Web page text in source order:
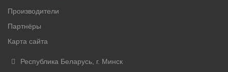
Производители
Партнёры
Карта сайта
Республика Беларусь, г. Минск